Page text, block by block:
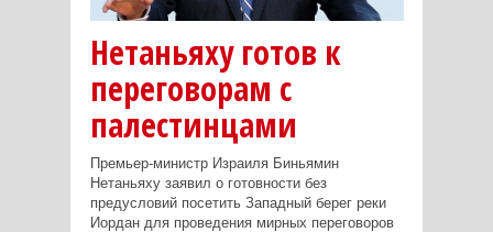
Нетаньяху готов к
переговорам с
палестинцами
Премьер-министр Израиля Биньямин
Нетаньяху заявил о готовности без
предусловий посетить Западный берег реки
Иордан для проведения мирных переговоров